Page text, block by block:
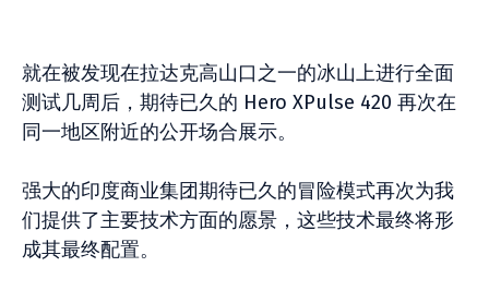
就在被发现在拉达克高山口之一的冰山上进行全面
测试几周后，期待已久的 Hero XPulse 420 再次在
同一地区附近的公开场合展示。
强大的印度商业集团期待已久的冒险模式再次为我
们提供了主要技术方面的愿景，这些技术最终将形
成其最终配置。